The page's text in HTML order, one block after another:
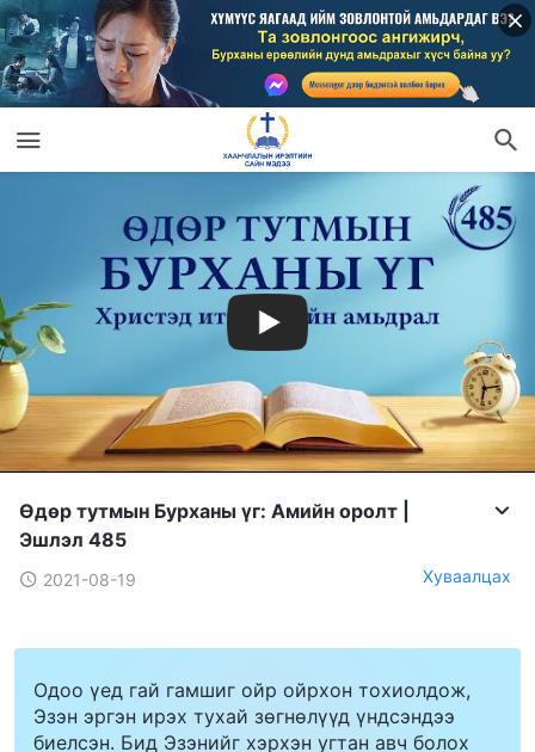
Өдөр тутмын Бурханы үг: Амийн оролт |
Эшлэл 485
2021-08-19 Хуваалцах
Одоо үед гай гамшиг ойр ойрхон тохиолдож,
Эзэн эргэн ирэх тухай зөгнөлүүд үндсэндээ
биелсэн. Бид Эзэнийг хэрхэн угтан авч болох